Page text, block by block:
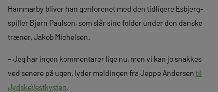
Hammarby bliver han genforenet med den tidligere Esbjerg-
spiller Bjørn Paulsen, som slår sine folder under den danske
træner, Jakob Michelsen.
– Jeg har ingen kommentarer lige nu, men vi kan jo snakkes
ved senere på ugen, lyder meldingen fra Jeppe Andersen til
JydskeVestkysten.